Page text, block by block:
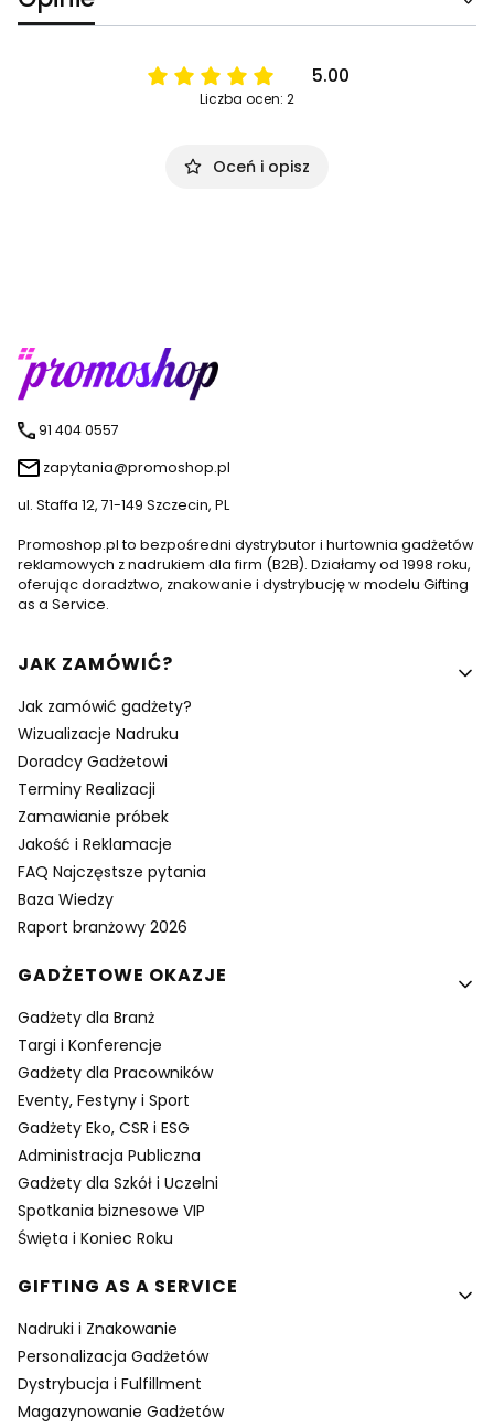
5.00
Liczba ocen: 2
Oceń i opisz
91 404 0557
zapytania@promoshop.pl
ul. Staffa 12, 71-149 Szczecin, PL
Promoshop.pl to bezpośredni dystrybutor i hurtownia gadżetów
reklamowych z nadrukiem dla firm (B2B). Działamy od 1998 roku,
oferując doradztwo, znakowanie i dystrybucję w modelu Gifting
as a Service.
Linki w stopce
JAK ZAMÓWIĆ?
Jak zamówić gadżety?
Wizualizacje Nadruku
Doradcy Gadżetowi
Terminy Realizacji
Zamawianie próbek
Jakość i Reklamacje
FAQ Najczęstsze pytania
Baza Wiedzy
Raport branżowy 2026
GADŻETOWE OKAZJE
Gadżety dla Branż
Targi i Konferencje
Gadżety dla Pracowników
Eventy, Festyny i Sport
Gadżety Eko, CSR i ESG
Administracja Publiczna
Gadżety dla Szkół i Uczelni
Spotkania biznesowe VIP
Święta i Koniec Roku
GIFTING AS A SERVICE
Nadruki i Znakowanie
Personalizacja Gadżetów
Dystrybucja i Fulfillment
Magazynowanie Gadżetów